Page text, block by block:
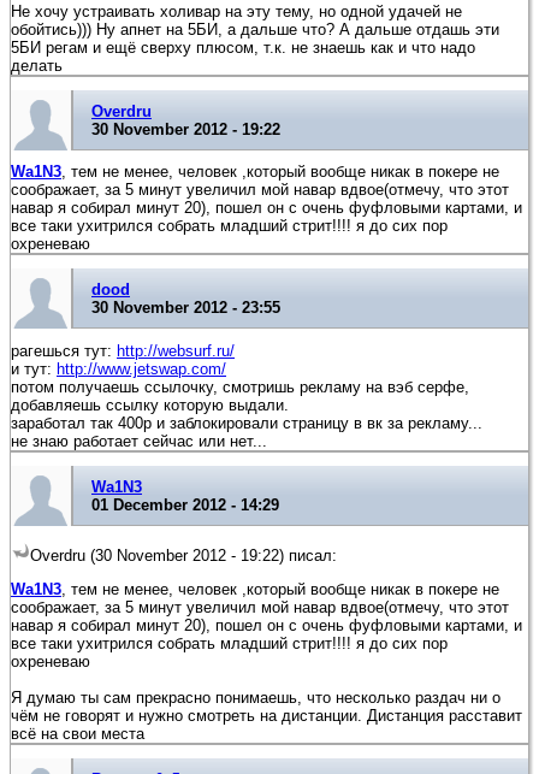
Не хочу устраивать холивар на эту тему, но одной удачей не
обойтись))) Ну апнет на 5БИ, а дальше что? А дальше отдашь эти
5БИ регам и ещё сверху плюсом, т.к. не знаешь как и что надо
делать
Overdru
30 November 2012 - 19:22
Wa1N3, тем не менее, человек ,который вообще никак в покере не
соображает, за 5 минут увеличил мой навар вдвое(отмечу, что этот
навар я собирал минут 20), пошел он с очень фуфловыми картами, и
все таки ухитрился собрать младший стрит!!!! я до сих пор
охреневаю
dood
30 November 2012 - 23:55
рагешься тут: http://websurf.ru/
и тут: http://www.jetswap.com/
потом получаешь ссылочку, смотришь рекламу на вэб серфе,
добавляешь ссылку которую выдали.
заработал так 400р и заблокировали страницу в вк за рекламу...
не знаю работает сейчас или нет...
Wa1N3
01 December 2012 - 14:29
Overdru (30 November 2012 - 19:22) писал:
Wa1N3 , тем не менее, человек ,который вообще никак в покере не
соображает, за 5 минут увеличил мой навар вдвое(отмечу, что этот
навар я собирал минут 20), пошел он с очень фуфловыми картами, и
все таки ухитрился собрать младший стрит!!!! я до сих пор
охреневаю
Я думаю ты сам прекрасно понимаешь, что несколько раздач ни о
чём не говорят и нужно смотреть на дистанции. Дистанция расставит
всё на свои места